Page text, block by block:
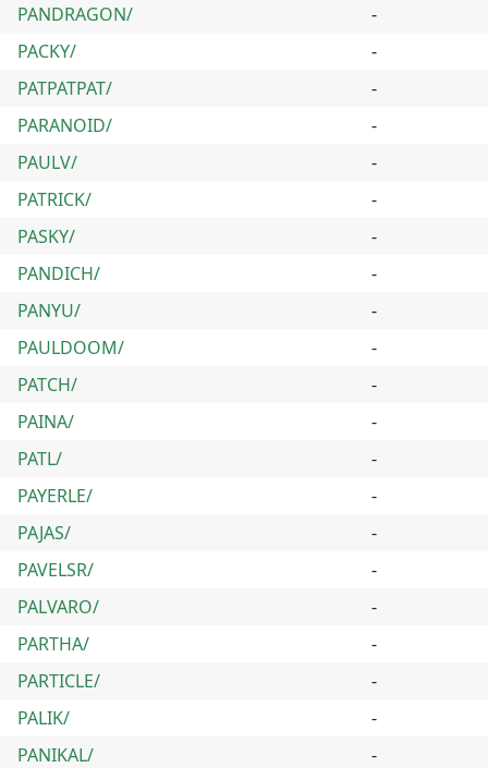
PANDRAGON/
-
PACKY/
-
PATPATPAT/
-
PARANOID/
-
PAULV/
-
PATRICK/
-
PASKY/
-
PANDICH/
-
PANYU/
-
PAULDOOM/
-
PATCH/
-
PAINA/
-
PATL/
-
PAYERLE/
-
PAJAS/
-
PAVELSR/
-
PALVARO/
-
PARTHA/
-
PARTICLE/
-
PALIK/
-
PANIKAL/
-